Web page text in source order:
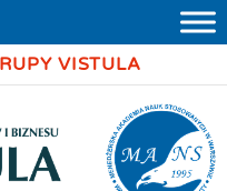
VISTULA